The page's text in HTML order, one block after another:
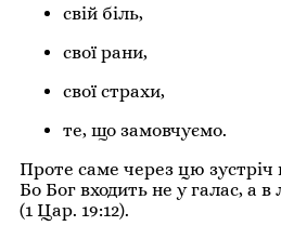
свій біль,
свої рани,
свої страхи,
те, що замовчуємо.
Проте саме через цю зустріч
Бо Бог входить не у галас, а
(1 Цар. 19:12).